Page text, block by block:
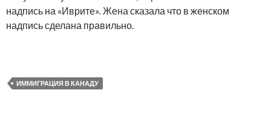
надпись на «Иврите». Жена сказала что в женском
надпись сделана правильно.
ИММИГРАЦИЯ В КАНАДУ